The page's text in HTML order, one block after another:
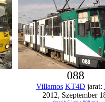
088
Villamos KT4D jarat:
2012, Szeptember